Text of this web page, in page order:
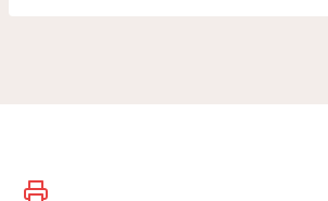
Vous
Accueil